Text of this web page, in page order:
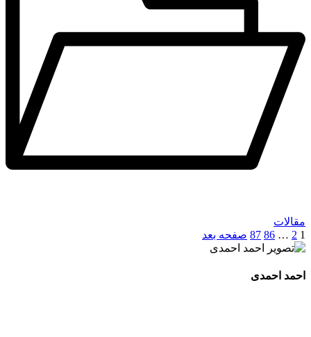
مقالات
1
2
…
86
87 صفحه بعد
احمد احمدی